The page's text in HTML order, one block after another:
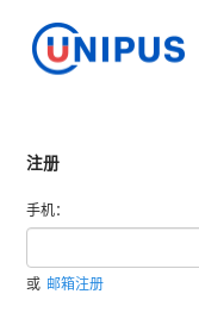
注册
手机：
或 邮箱注册